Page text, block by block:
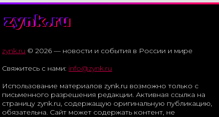
zynk.ru
zynk.ru © 2026 — новости и события в России и мире
Свяжитесь с нами: info@zynk.ru
Использование материалов zynk.ru возможно только с
письменного разрешения редакции. Активная ссылка на
страницу zynk.ru, содержащую оригинальную публикацию,
обязательна. Сайт может содержать контент, не